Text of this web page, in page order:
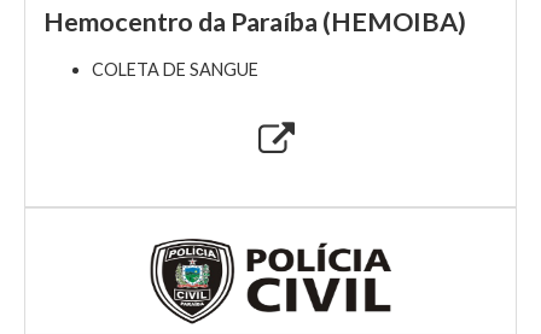
Hemocentro da Paraíba (HEMOIBA)
COLETA DE SANGUE